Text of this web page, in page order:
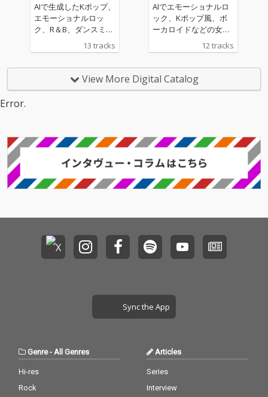
AIで生成したKポップ、
エモーショナルロッ
ク、R＆B、ダンスミュ
ージックの曲を配信し
ています。私の生成し
入りの曲になることを
願っています。
13 tracks
AIでエモーショナルロ
ック、Kポップ風、ボ
ーカロイドなどの女性
す。基本的に英語で、
きなので幅広く、あな
たの生活の中に溶け込
12 tracks
View More Digital Catalog
Error.
Sync the App
Genre- All Genres
Hi-res
Rock
Articles
Series
Interview